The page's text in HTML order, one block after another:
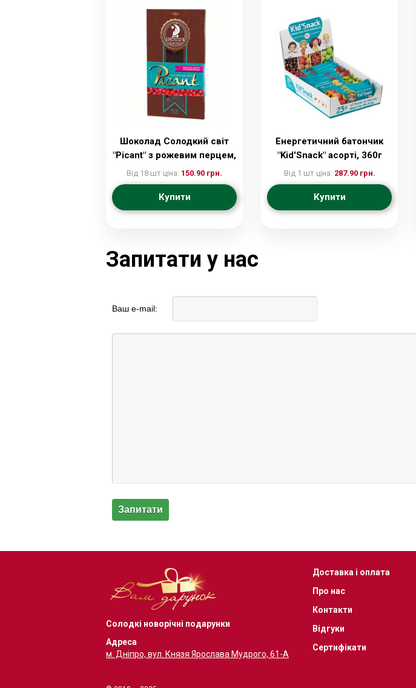
Шоколад Солодкий світ
"Picant" з рожевим перцем,
100г
Від 18 шт ціна: 150.90 грн.
Купити
Енергетичний батончик
"Kid'Snack" асорті, 360г
Від 1 шт ціна: 287.90 грн.
Купити
Запитати у нас
Ваш e-mail:
Солодкі новорічні подарунки
Адреса
м. Дніпро, вул. Князя Ярослава Мудрого, 61-А
Доставка і оплата
Про нас
Контакти
Відгуки
Сертифікати